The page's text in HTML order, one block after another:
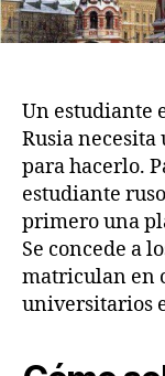
Un estudiante
Rusia necesita
para hacerlo.
estudiante
primero una
Se concede a
matriculan en
universitarios